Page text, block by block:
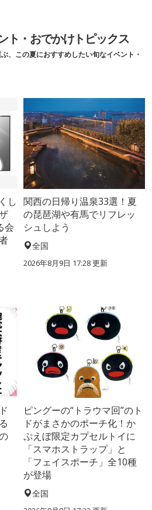
ト・おでかけトピックス
、この夏におすすめしたい旬なイベント・
し
会
関西の日帰り温泉33選！夏
の琵琶湖や有馬でリフレッ
シュしよう
全国
2026年8月9日 17:28更新
ピングーの“トラウマ回”のト
ドがまさかのポーチ化！か
ぷえぼ限定カプセルトイに
「スマホストラップ」と
「フェイスポーチ」全10種
が登場
全国